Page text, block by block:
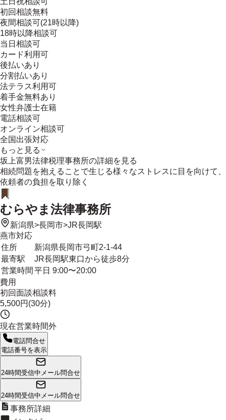
初回相談無料
夜間相談可(21時以降)
18時以降相談可
当日相談可
カード利用可
後払いあり
分割払いあり
法テラス利用可
着手金無料あり
女性弁護士在籍
電話相談可
オンライン相談可
全国出張対応
もっと見る
坂上富男法律税理事務所の詳細を見る
相続問題を抱えることで生じる様々なストレスに目を向けて、
依頼者の負担を取り除く
むらやま法律事務所
新潟県>長岡市>JR長岡駅
燕市対応
住所
新潟県長岡市弓町2-1-44
最寄駅
JR長岡駅東口から徒歩8分
営業時間 平日 9:00〜20:00
費用
初回面談相談料
5,500円(30分)
現在営業時間外
電話問合せ
電話番号を表示
24時間受信中 メール問合せ
24時間受信中 メール問合せ
事務所詳細